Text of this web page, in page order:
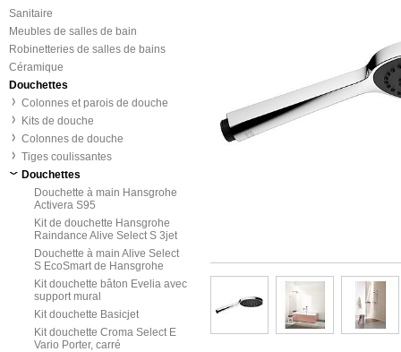
Sanitaire
Meubles de salles de bain
Robinetteries de salles de bains
Céramique
Douchettes
Colonnes et parois de douche
Kits de douche
Colonnes de douche
Tiges coulissantes
Douchettes
Douchette à main Hansgrohe
Activera S95
Kit de douchette Hansgrohe
Raindance Alive Select S 3jet
Douchette à main Alive Select
S EcoSmart de Hansgrohe
Kit douchette bâton Evelia avec
support mural
Kit douchette Basicjet
Kit douchette Croma Select E
Vario Porter, carré